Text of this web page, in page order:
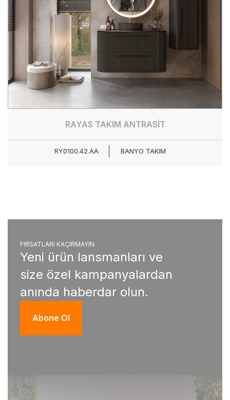
RAYAS TAKIM ANTRASİT
RY0100.42.AA BANYO TAKIM
FIRSATLARI KAÇIRMAYIN
Yeni ürün lansmanları ve
size özel kampanyalardan
anında haberdar olun.
Abone Ol